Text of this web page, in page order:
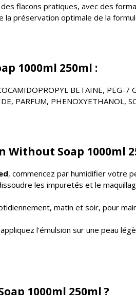
flacons pratiques, avec des
la préservation optimale de la
1000ml 250ml :
BETAINE, PEG-
PARFUM, PHENOXYETHANOL,
Without Soap 1000ml
, commencez par humidifier votre
les impuretés et le
matin et soir, pour
l'émulsion sur une peau
1000ml 250ml ?